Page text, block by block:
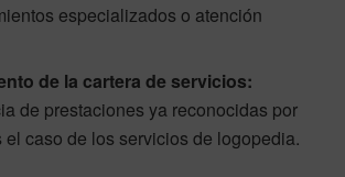
especializados o atención
de la cartera de servicios:
de prestaciones ya reconocidas por
el caso de los servicios de logopedia.